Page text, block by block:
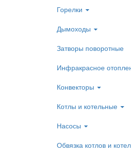
Горелки
Дымоходы
Затворы поворотные
Инфракрасное
Конвекторы
Котлы и котельные
Насосы
Обвязка котлов и